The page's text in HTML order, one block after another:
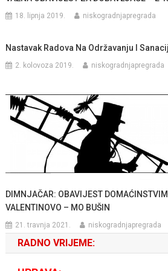
18. lipnja 2019. niskogradnjapregrada
Nastavak Radova Na Održavanju I
2. kolovoza 2019. niskogradnjapregrada
DIMNJAČAR: OBAVIJEST
VALENTINOVO – MO BUŠIN
21. travnja 2021. niskogradnjapregrada
RADNO VRIJEME: